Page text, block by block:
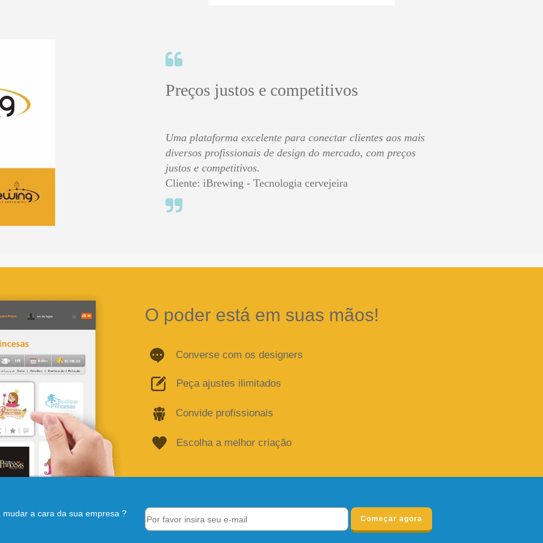
Preços justos e competitivos
Uma plataforma excelente para conectar clientes aos mais
diversos profissionais de design do mercado, com preços
justos e competitivos.
Cliente: iBrewing - Tecnologia cervejeira
O poder está em suas mãos!
Converse com os designers
Peça ajustes ilimitados
Convide profissionais
Escolha a melhor criação
mudar a cara da sua empresa ?
Começar agora